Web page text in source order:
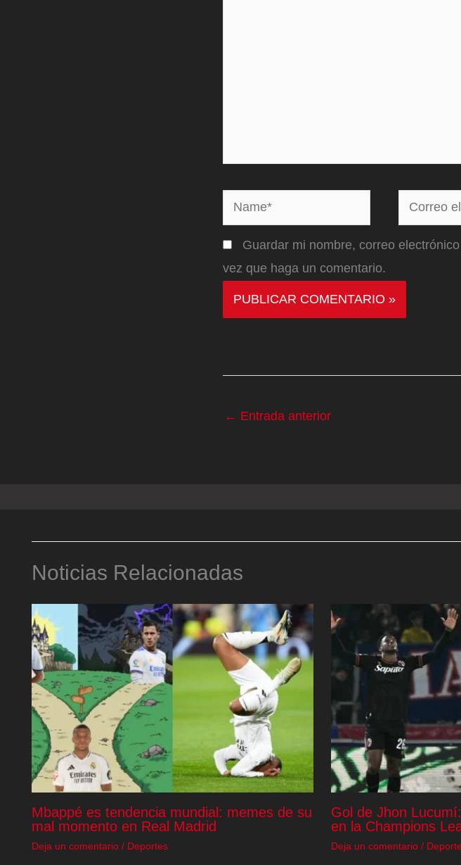
Name*
Correo
Guardar mi nombre, correo
vez que haga un comentario.
← Entrada anterior
Noticias Relacionadas
Mbappé es tendencia mundial: memes de su
mal momento en Real Madrid
Deja un comentario / Deportes
Gol de Jhon
en la Champions
Deja un comentario /